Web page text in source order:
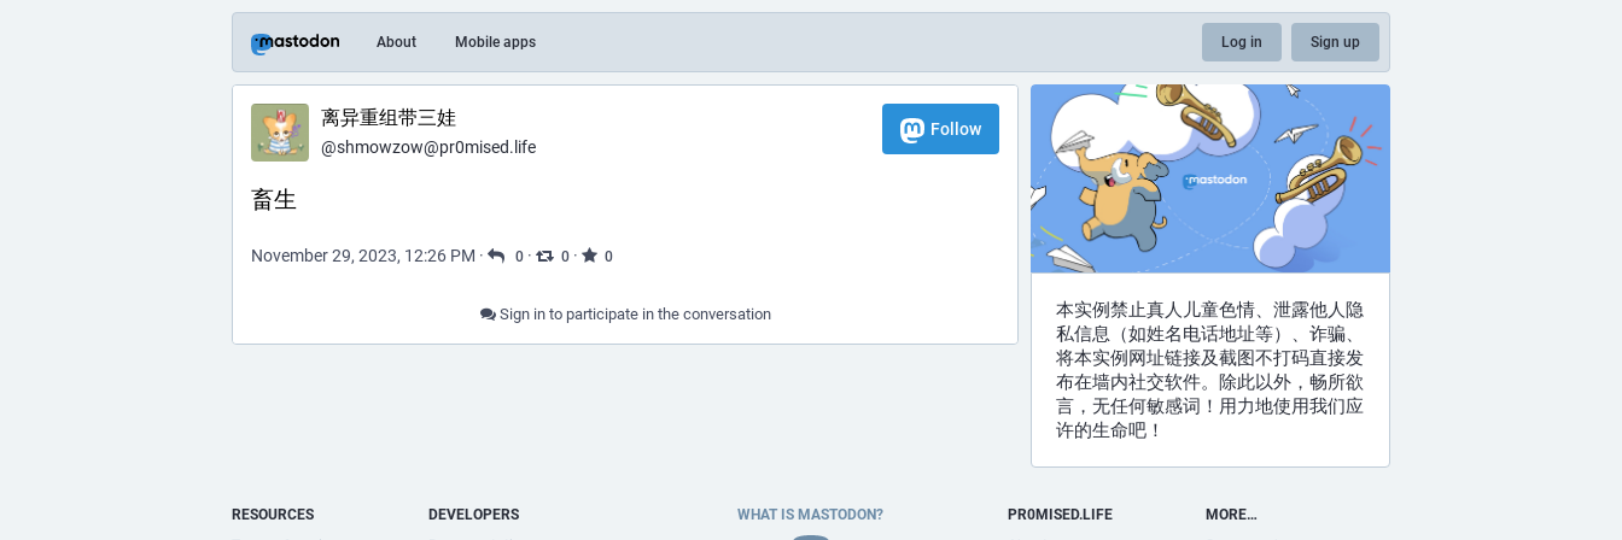
About Mobile apps Log in Sign up
离异重组带三娃
@shmowzow@pr0mised.life
Follow
畜生
November 29, 2023, 12:26 PM · 0 · 0 · 0
Sign in to participate in the conversation
本实例禁止真人儿童色情、泄露他人隐
私信息（如姓名电话地址等）、诈骗、
将本实例网址链接及截图不打码直接发
布在墙内社交软件。除此以外，畅所欲
言，无任何敏感词！用力地使用我们应
许的生命吧！
RESOURCES
DEVELOPERS
WHAT IS MASTODON?
PR0MISED.LIFE
MORE…